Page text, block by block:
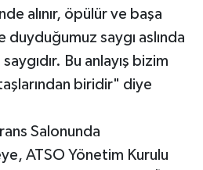
alınır, öpülür ve başa
duyduğumuz saygı aslında
Bu anlayış bizim
biridir" diye
Salonunda
ATSO Yönetim Kurulu